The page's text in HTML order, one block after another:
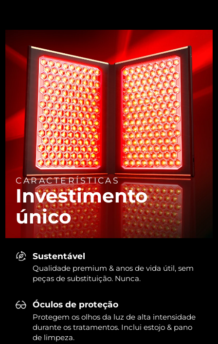
CARACTERÍSTICAS
Investimento
único
Sustentável
Qualidade premium & anos de vida útil, sem
peças de substituição. Nunca.
Óculos de proteção
Protegem os olhos da luz de alta intensidade
durante os tratamentos. Inclui estojo & pano
de limpeza.